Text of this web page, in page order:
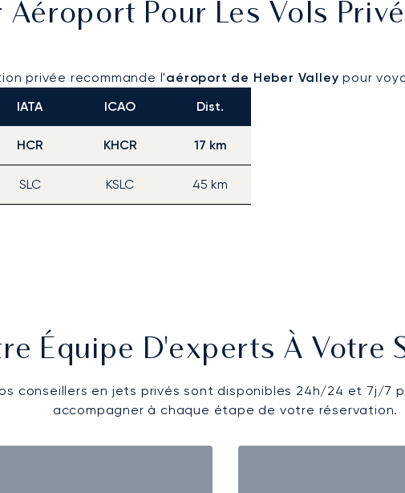
Pour Les Vols
privée recommande l'aéroport de Heber Valley pour
IATA ICAO Dist.
HCR KHCR 17 km
SLC KSLC 45 km
Équipe D'experts À Votre
conseillers en jets privés sont disponibles 24h/24 et 7j/7
accompagner à chaque étape de votre réservation.